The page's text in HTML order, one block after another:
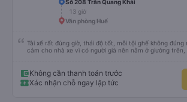
Số 208 Trần Quang Khải
13 giờ
Văn phòng Huế
Tài xế rất đúng giờ, thái độ tốt, mỗi tội ghế không đúng
cảm cho nhà xe vì có người già nên nằm ở giường trên,
Không cần thanh toán trước
Xác nhận chỗ ngay lập tức